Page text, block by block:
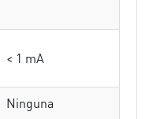
< 1 mA
Ninguna